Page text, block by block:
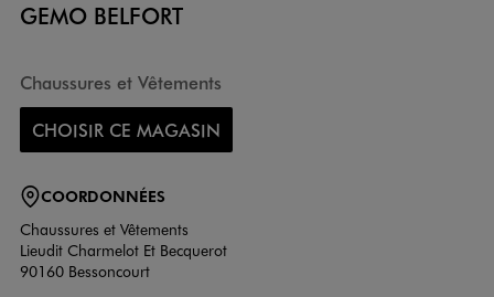
GEMO BELFORT
Chaussures et Vêtements
CHOISIR CE MAGASIN
COORDONNÉES
Chaussures et Vêtements
Lieudit Charmelot Et Becquerot
90160 Bessoncourt